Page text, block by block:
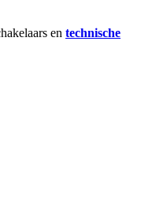
en technische